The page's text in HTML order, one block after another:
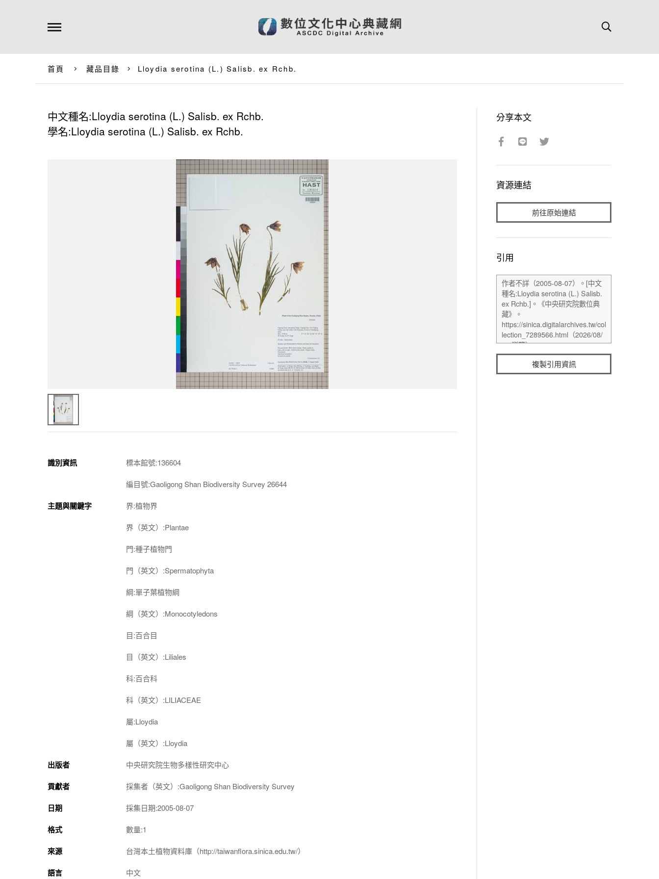
首頁 藏品目錄 Lloydia serotina (L.) Salisb. ex Rchb.
中文種名:Lloydia serotina (L.) Salisb. ex Rchb.
學名:Lloydia serotina (L.) Salisb. ex Rchb.
識別資訊 標本館號:136604
編目號:Gaoligong Shan Biodiversity Survey 26644
主題與關鍵字 界:植物界
界（英文）:Plantae
門:種子植物門
門（英文）:Spermatophyta
綱:單子葉植物綱
綱（英文）:Monocotyledons
目:百合目
目（英文）:Liliales
科:百合科
科（英文）:LILIACEAE
屬:Lloydia
屬（英文）:Lloydia
出版者 中央研究院生物多樣性研究中心
貢獻者 採集者（英文）:Gaoligong Shan Biodiversity Survey
日期 採集日期:2005-08-07
格式 數量:1
來源 台灣本土植物資料庫（http://taiwanflora.sinica.edu.tw/）
語言 中文
分享本文
資源連結
前往原始連結
引用
複製引用資訊